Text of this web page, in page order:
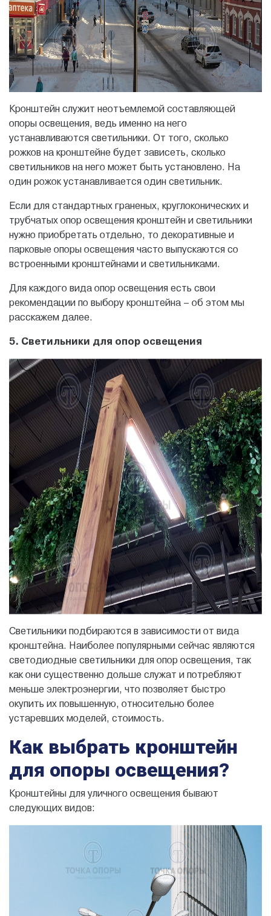
Кронштейн служит неотъемлемой составляющей
опоры освещения, ведь именно на него
устанавливаются светильники. От того, сколько
рожков на кронштейне будет зависеть, сколько
светильников на него может быть установлено. На
один рожок устанавливается один светильник.
Если для стандартных граненых, круглоконических и
трубчатых опор освещения кронштейн и светильники
нужно приобретать отдельно, то декоративные и
парковые опоры освещения часто выпускаются со
встроенными кронштейнами и светильниками.
Для каждого вида опор освещения есть свои
рекомендации по выбору кронштейна – об этом мы
расскажем далее.
5. Светильники для опор освещения
Светильники подбираются в зависимости от вида
кронштейна. Наиболее популярными сейчас являются
светодиодные светильники для опор освещения, так
как они существенно дольше служат и потребляют
меньше электроэнергии, что позволяет быстро
окупить их повышенную, относительно более
устаревших моделей, стоимость.
Как выбрать кронштейн
для опоры освещения?
Кронштейны для уличного освещения бывают
следующих видов: